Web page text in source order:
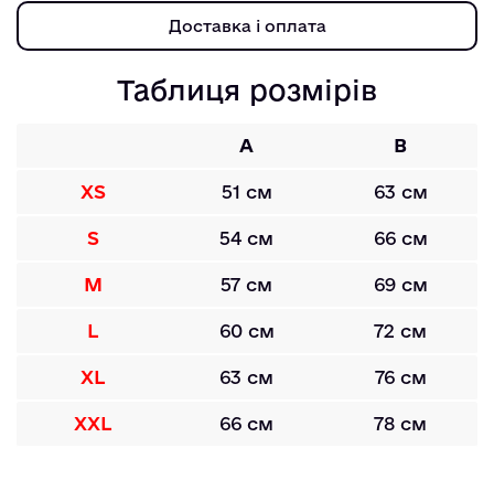
Доставка і оплата
Таблиця розмірів
A B
XS 51 см 63 см
S 54 см 66 см
M 57 см 69 см
L 60 см 72 см
XL 63 см 76 см
XXL 66 см 78 см